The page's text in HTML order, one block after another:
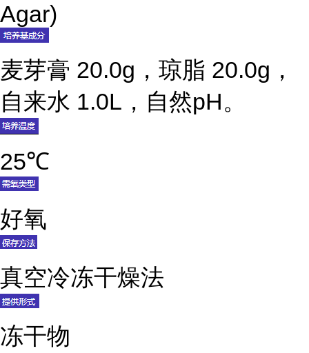
Agar)
麦芽膏 20.0g，琼脂 20.0g，
自来水 1.0L，自然pH。
25℃
好氧
真空冷冻干燥法
冻干物